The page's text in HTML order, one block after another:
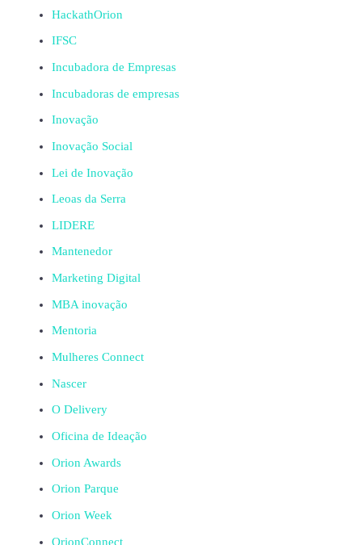
HackathOrion
IFSC
Incubadora de Empresas
Incubadoras de empresas
Inovação
Inovação Social
Lei de Inovação
Leoas da Serra
LIDERE
Mantenedor
Marketing Digital
MBA inovação
Mentoria
Mulheres Connect
Nascer
O Delivery
Oficina de Ideação
Orion Awards
Orion Parque
Orion Week
OrionConnect